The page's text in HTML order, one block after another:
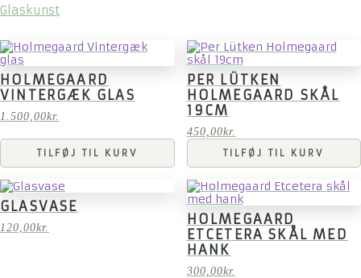
Glaskunst
HOLMEGAARD
VINTERGÆK GLAS
1.500,00kr.
TILFØJ TIL KURV
PER LÜTKEN
HOLMEGAARD SKÅL
19CM
450,00kr.
TILFØJ TIL KURV
GLASVASE
120,00kr.
HOLMEGAARD
ETCETERA SKÅL MED
HANK
300,00kr.